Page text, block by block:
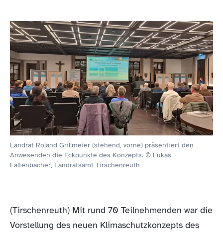
Landrat Roland Grillmeier (stehend, vorne) präsentiert den
Anwesenden die Eckpunkte des Konzepts. © Lukas
Faltenbacher, Landratsamt Tirschenreuth
(Tirschenreuth) Mit rund 70 Teilnehmenden war die
Vorstellung des neuen Klimaschutzkonzepts des